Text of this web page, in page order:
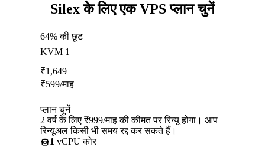
Silex के लिए एक VPS प्लान चुनें
64% की छूट
KVM 1
₹1,649
₹599/माह
प्लान चुनें
2 वर्ष के लिए ₹999/माह की कीमत पर रिन्यू होगा। आप
रिन्यूअल किसी भी समय रद्द कर सकते हैं।
1 vCPU कोर